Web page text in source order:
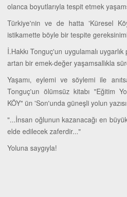
olanca boyutlarıyla tespit etmek
Türkiye'nin ve de hatta 'Küresel
istikamette böyle bir tespite
İ.Hakkı Tonguç'un uygulamalı
artan bir emek-değer yaşamsallıkla
Yaşamı, eylemi ve söylemi ile
Tonguç'un ölümsüz kitabı "Eğitim
KÖY" ün 'Son'unda güneşli yolun
"...İnsan oğlunun kazanacağı en
elde edilecek zaferdir..."
Yoluna saygıyla!